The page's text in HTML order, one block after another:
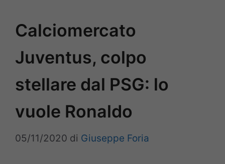
Calciomercato
Juventus, colpo
stellare dal PSG: lo
vuole Ronaldo
05/11/2020 di Giuseppe Foria